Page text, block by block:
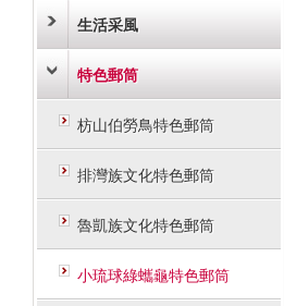
生活采風
特色郵筒
枋山伯勞鳥特色郵筒
排灣族文化特色郵筒
魯凱族文化特色郵筒
小琉球綠蠵龜特色郵筒